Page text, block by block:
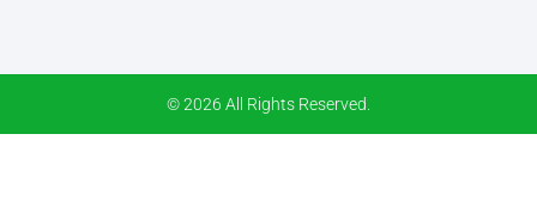
© 2026 All Rights Reserved.